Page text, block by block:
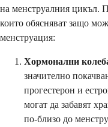
на менструалния цикъл.
които обясняват защо
менструация:
Хормонални
значително
прогестерон и
могат да забавят
по-близо до